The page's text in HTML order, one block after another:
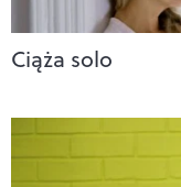
Ciąża solo